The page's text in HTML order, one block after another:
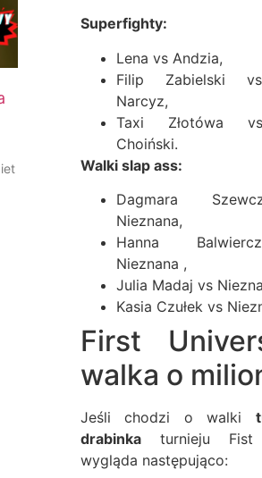
Superfighty:
Lena vs Andzia,
Filip Zabielski
Narcyz,
Taxi Złotówa
Choiński.
Walki slap ass:
Dagmara
Nieznana,
Hanna
Nieznana ,
Julia Madaj vs
Kasia Czułek vs
First
walka o
Jeśli chodzi o walki
drabinkaturnieju Fist
wygląda następująco: